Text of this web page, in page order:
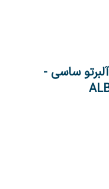
ساسی -